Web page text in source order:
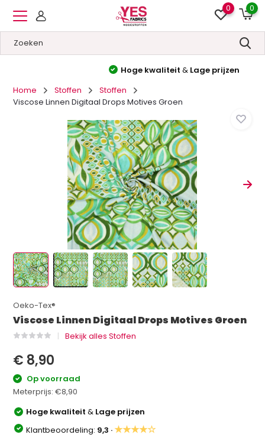
0 0
Hoge kwaliteit&Lage prijzen
Home
Stoffen
Stoffen
Viscose Linnen Digitaal Drops Motives Groen
Oeko-Tex®
Viscose Linnen Digitaal Drops Motives Groen
Bekijk alles Stoffen
€ 8,90
Op voorraad
Meterprijs:€8,90
Hoge kwaliteit& Lage prijzen
Klantbeoordeling: 9,3 ·★★★★☆